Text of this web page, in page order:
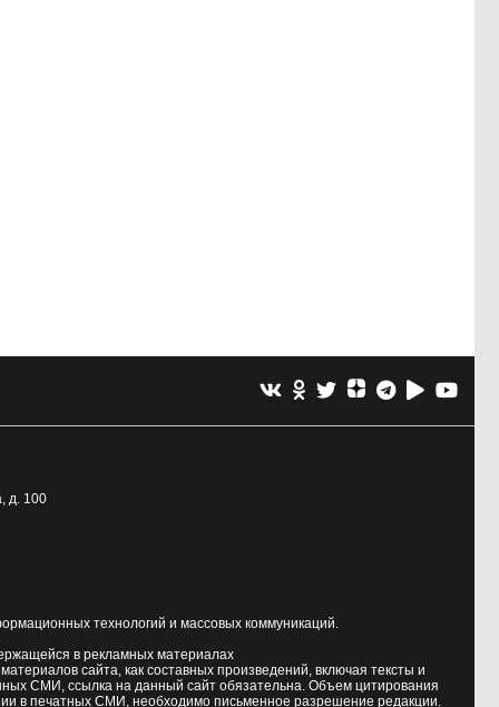
д. 100
технологий и массовых коммуникаций.
в рекламных материалах
сайта, как составных произведений, включая тексты и
СМИ, ссылка на данный сайт обязательна. Объем цитирования
в печатных СМИ, необходимо письменное разрешение редакции.